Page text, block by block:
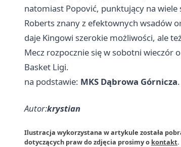
natomiast Popović, punktujący na
Roberts znany z efektownych wsadów
daje Kingowi szerokie możliwości, ale
Mecz rozpocznie się w sobotni wieczór
Basket Ligi.
na podstawie: MKS Dąbrowa Górnicza.
Autor:krystian
Ilustracja wykorzystana w artykule została
dotyczących praw do zdjęcia prosimy o kontakt.